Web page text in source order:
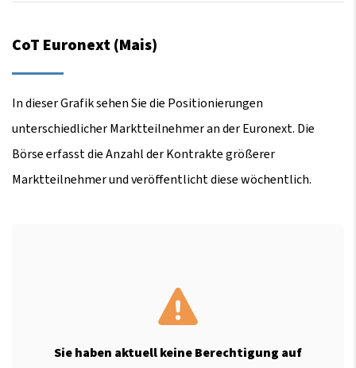
CoT Euronext (Mais)
In dieser Grafik sehen Sie die Positionierungen
unterschiedlicher Marktteilnehmer an der Euronext. Die
Börse erfasst die Anzahl der Kontrakte größerer
Marktteilnehmer und veröffentlicht diese wöchentlich.
Sie haben aktuell keine Berechtigung auf